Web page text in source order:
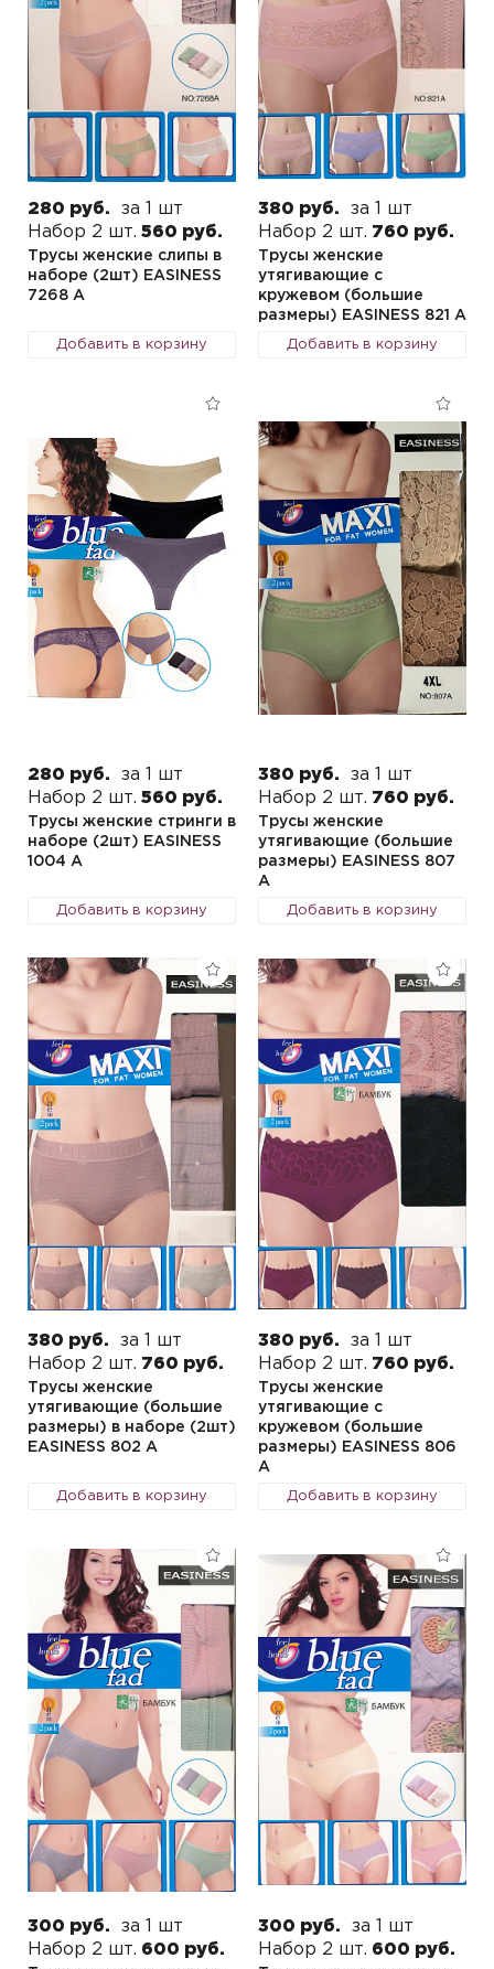
280 руб.
за 1 шт
Набор 2 шт. 560 руб.
Трусы женские слипы в
наборе (2шт) EASINESS
7268 A
Добавить в корзину
380 руб.
за 1 шт
Набор 2 шт. 760 руб.
Трусы женские
утягивающие с
кружевом (большие
размеры) EASINESS 821 A
Добавить в корзину
280 руб.
за 1 шт
Набор 2 шт. 560 руб.
Трусы женские стринги в
наборе (2шт) EASINESS
1004 A
Добавить в корзину
380 руб.
за 1 шт
Набор 2 шт. 760 руб.
Трусы женские
утягивающие (большие
размеры) EASINESS 807
A
Добавить в корзину
380 руб.
за 1 шт
Набор 2 шт. 760 руб.
Трусы женские
утягивающие (большие
размеры) в наборе (2шт)
EASINESS 802 A
Добавить в корзину
380 руб.
за 1 шт
Набор 2 шт. 760 руб.
Трусы женские
утягивающие с
кружевом (большие
размеры) EASINESS 806
A
Добавить в корзину
300 руб.
за 1 шт
Набор 2 шт. 600 руб.
300 руб.
за 1 шт
Набор 2 шт. 600 руб.